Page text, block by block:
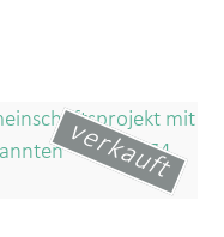
verkauft